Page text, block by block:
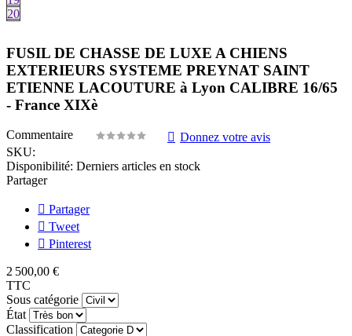
20
FUSIL DE CHASSE DE LUXE A CHIENS
EXTERIEURS SYSTEME PREYNAT SAINT
ETIENNE LACOUTURE à Lyon CALIBRE 16/65
- France XIXè
Commentaire
Donnez votre avis
SKU:
Disponibilité: Derniers articles en stock
Partager
Partager
Tweet
Pinterest
2 500,00 €
TTC
Sous catégorie
État
Classification